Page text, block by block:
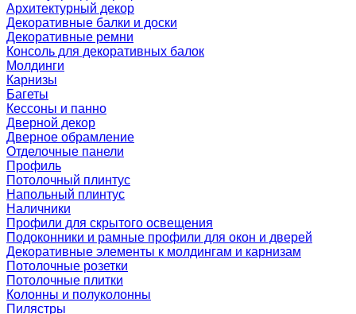
Архитектурный декор
Декоративные балки и доски
Декоративные ремни
Консоль для декоративных балок
Молдинги
Карнизы
Багеты
Кессоны и панно
Дверной декор
Дверное обрамление
Отделочные панели
Профиль
Потолочный плинтус
Напольный плинтус
Наличники
Профили для скрытого освещения
Подоконники и рамные профили для окон и дверей
Декоративные элементы к молдингам и карнизам
Потолочные розетки
Потолочные плитки
Колонны и полуколонны
Пилястры